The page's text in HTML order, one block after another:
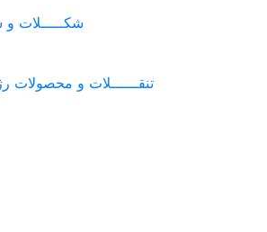
شکـــــلات و
تنقــــــلات و محصولات